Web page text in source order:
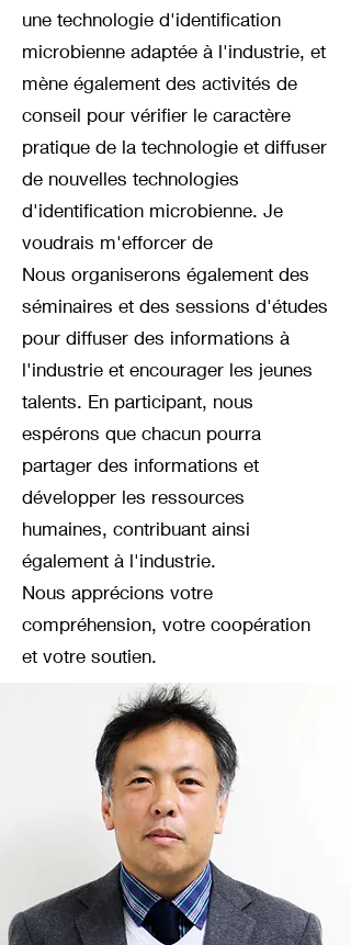
une technologie d'identification
microbienne adaptée à l'industrie, et
mène également des activités de
conseil pour vérifier le caractère
pratique de la technologie et diffuser
de nouvelles technologies
d'identification microbienne. Je
voudrais m'efforcer de
Nous organiserons également des
séminaires et des sessions d'études
pour diffuser des informations à
l'industrie et encourager les jeunes
talents. En participant, nous
espérons que chacun pourra
partager des informations et
développer les ressources
humaines, contribuant ainsi
également à l'industrie.
Nous apprécions votre
compréhension, votre coopération
et votre soutien.